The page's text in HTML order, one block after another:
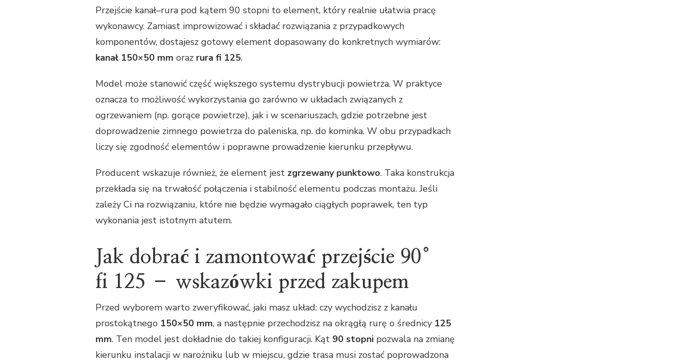
Przejście kanał–rura pod kątem 90 stopni to element, który realnie ułatwia pracę
wykonawcy. Zamiast improwizować i składać rozwiązania z przypadkowych
komponentów, dostajesz gotowy element dopasowany do konkretnych wymiarów:
kanał 150×50 mm oraz rura fi 125.
Model może stanowić część większego systemu dystrybucji powietrza. W praktyce
oznacza to możliwość wykorzystania go zarówno w układach związanych z
ogrzewaniem (np. gorące powietrze), jak i w scenariuszach, gdzie potrzebne jest
doprowadzenie zimnego powietrza do paleniska, np. do kominka. W obu przypadkach
liczy się zgodność elementów i poprawne prowadzenie kierunku przepływu.
Producent wskazuje również, że element jest zgrzewany punktowo. Taka konstrukcja
przekłada się na trwałość połączenia i stabilność elementu podczas montażu. Jeśli
zależy Ci na rozwiązaniu, które nie będzie wymagało ciągłych poprawek, ten typ
wykonania jest istotnym atutem.
Jak dobrać i zamontować przejście 90°
fi 125 – wskazówki przed zakupem
Przed wyborem warto zweryfikować, jaki masz układ: czy wychodzisz z kanału
prostokątnego 150×50 mm, a następnie przechodzisz na okrągłą rurę o średnicy 125
mm. Ten model jest dokładnie do takiej konfiguracji. Kąt 90 stopni pozwala na zmianę
kierunku instalacji w narożniku lub w miejscu, gdzie trasa musi zostać poprowadzona